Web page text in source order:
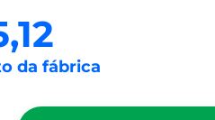
da fábrica